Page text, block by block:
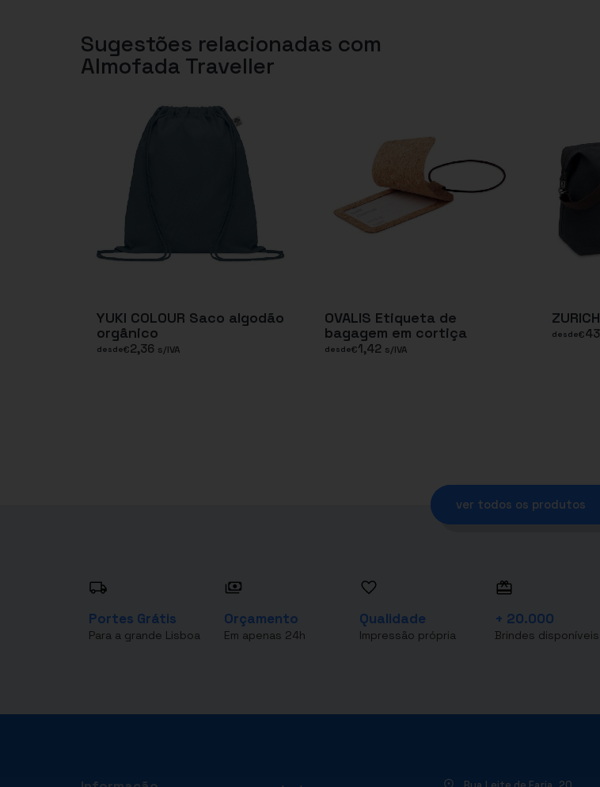
Sugestões relacionadas com
Almofada Traveller
YUKI COLOUR Saco algodão
orgânico
desde€2,36 s/IVA
OVALIS Etiqueta de
bagagem em cortiça
desde€1,42 s/IVA
desde€
ver todos os produtos
Portes Grátis
Para a grande Lisboa
Orçamento
Em apenas 24h
Qualidade
Impressão própria
+ 20.000
Brindes disponíveis